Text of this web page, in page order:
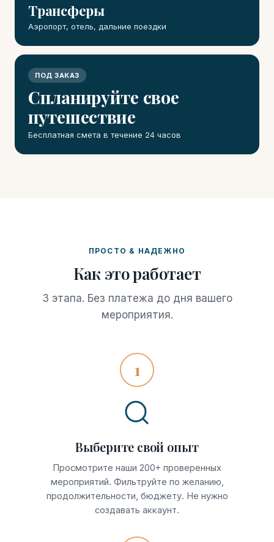
Трансферы
Аэропорт, отель, дальние поездки
ПОД ЗАКАЗ
Спланируйте свое
путешествие
Бесплатная смета в течение 24 часов
ПРОСТО & НАДЕЖНО
Как это работает
3 этапа. Без платежа до дня вашего
мероприятия.
1
Выберите свой опыт
Просмотрите наши 200+ проверенных
мероприятий. Фильтруйте по желанию,
продолжительности, бюджету. Не нужно
создавать аккаунт.